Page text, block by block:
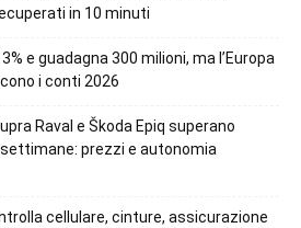
in 10 minuti
e guadagna 300 milioni, ma l’Europa
i conti 2026
Raval e Škoda Epiq superano
prezzi e autonomia
cellulare, cinture, assicurazione